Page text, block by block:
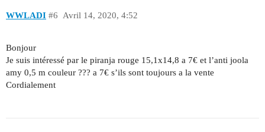
WWLADI Avril 14, 2020, 4:52
#6
Bonjour
Je suis intéressé par le piranja rouge 15,1x14,8 a 7€ et l’anti joola
amy 0,5 m couleur ??? a 7€ s’ils sont toujours a la vente
Cordialement